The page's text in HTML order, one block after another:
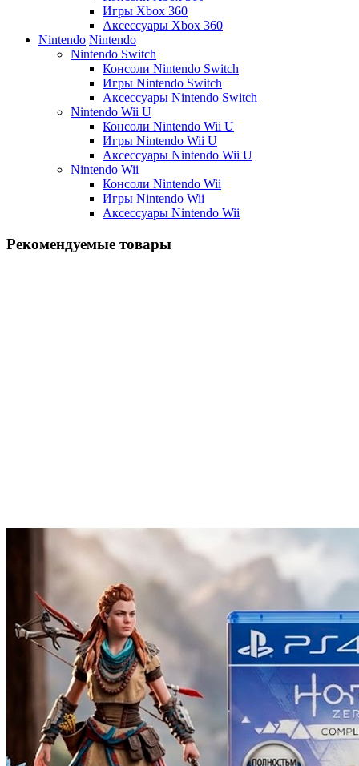
Игры Xbox 360
Аксессуары Xbox 360
Nintendo Nintendo
Nintendo Switch
Консоли Nintendo Switch
Игры Nintendo Switch
Аксессуары Nintendo Switch
Nintendo Wii U
Консоли Nintendo Wii U
Игры Nintendo Wii U
Аксессуары Nintendo Wii U
Nintendo Wii
Консоли Nintendo Wii
Игры Nintendo Wii
Аксессуары Nintendo Wii
Рекомендуемые товары